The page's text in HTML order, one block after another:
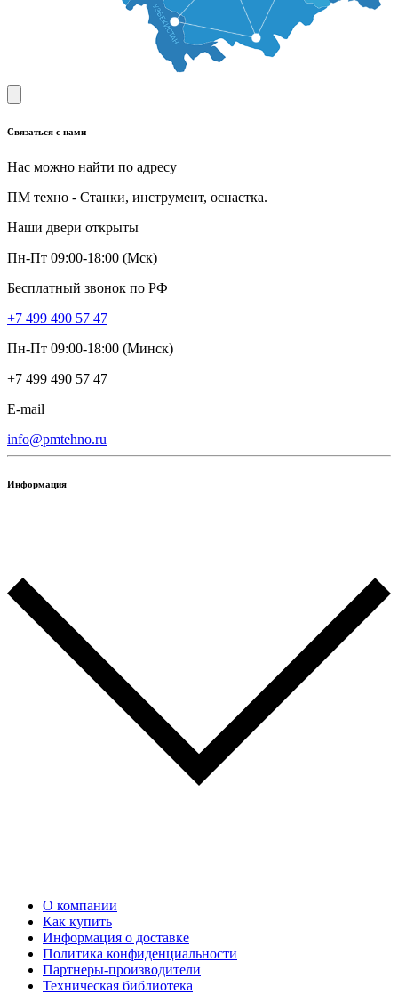
Связаться с нами
Нас можно найти по адресу
ПМ техно - Станки, инструмент, оснастка.
Наши двери открыты
Пн-Пт 09:00-18:00 (Мск)
Бесплатный звонок по РФ
+7 499 490 57 47
Пн-Пт 09:00-18:00 (Минск)
+7 499 490 57 47
E-mail
info@pmtehno.ru
Информация
О компании
Как купить
Информация о доставке
Политика конфиденциальности
Партнеры-производители
Техническая библиотека